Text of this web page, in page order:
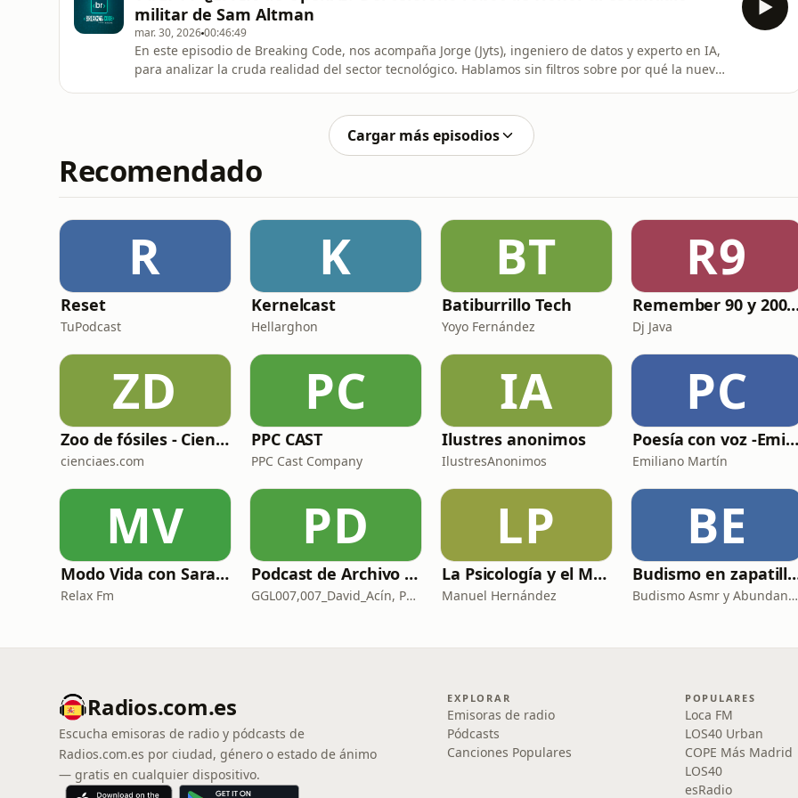
militar de Sam Altman
mar. 30, 202600:46:49
En este episodio de Breaking Code, nos acompaña Jorge (Jyts), ingeniero de datos y experto en IA,
para analizar la cruda realidad del sector tecnológico. Hablamos sin filtros sobre por qué la nueva
Cargar más episodios
Recomendado
R
Reset
TuPodcast
K
Kernelcast
Hellarghon
BT
Batiburrillo Tech
Yoyo Fernández
R9
Remember 90 y 2000 en
Dj Java
ZD
Zoo de fósiles - Cienciaes.com
cienciaes.com
PC
PPC CAST
PPC Cast Company
IA
Ilustres anonimos
IlustresAnonimos
PC
Poesía con voz -Emiliano Martín- Podcasts
Emiliano Martín
MV
Modo Vida con Sara Manzaneque
Relax Fm
PD
Podcast de Archivo 007
GGL007,007_David_Acín, Pablo_Ortega, 58, AlbertoBond y Claalc
LP
La Psicología y el Modelo Parcuve®
Manuel Hernández
BE
Budismo en zapatillas,
Budismo Asmr y Abundancia
Radios.com.es
Escucha emisoras de radio y pódcasts de
Radios.com.es por ciudad, género o estado de ánimo
— gratis en cualquier dispositivo.
EXPLORAR
Emisoras de radio
Pódcasts
Canciones Populares
POPULARES
Loca FM
LOS40 Urban
COPE Más Madrid
LOS40
esRadio